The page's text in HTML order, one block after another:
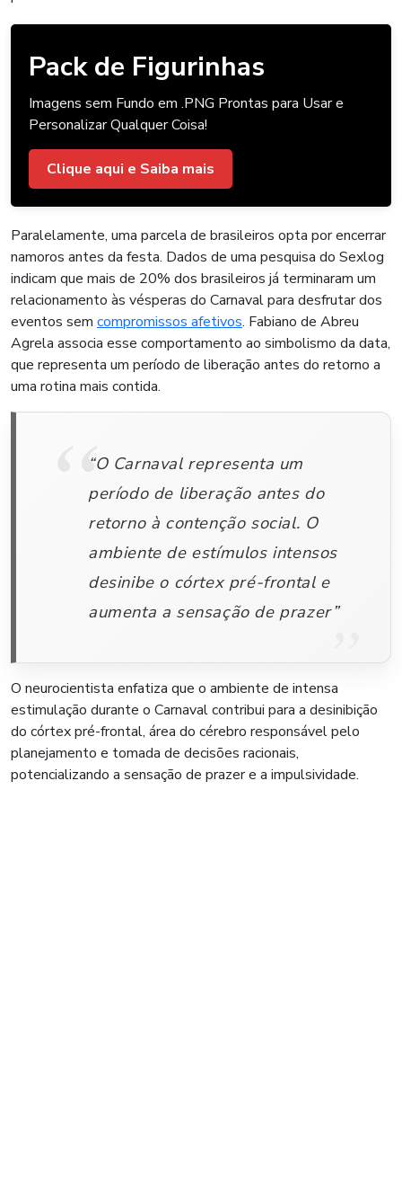
Pack de Figurinhas
Imagens sem Fundo em .PNG Prontas para Usar e
Personalizar Qualquer Coisa!
Clique aqui e Saiba mais
Paralelamente, uma parcela de brasileiros opta por encerrar
namoros antes da festa. Dados de uma pesquisa do Sexlog
indicam que mais de 20% dos brasileiros já terminaram um
relacionamento às vésperas do Carnaval para desfrutar dos
eventos sem compromissos afetivos. Fabiano de Abreu
Agrela associa esse comportamento ao simbolismo da data,
que representa um período de liberação antes do retorno a
uma rotina mais contida.
“O Carnaval representa um
período de liberação antes do
retorno à contenção social. O
ambiente de estímulos intensos
desinibe o córtex pré-frontal e
aumenta a sensação de prazer”
O neurocientista enfatiza que o ambiente de intensa
estimulação durante o Carnaval contribui para a desinibição
do córtex pré-frontal, área do cérebro responsável pelo
planejamento e tomada de decisões racionais,
potencializando a sensação de prazer e a impulsividade.